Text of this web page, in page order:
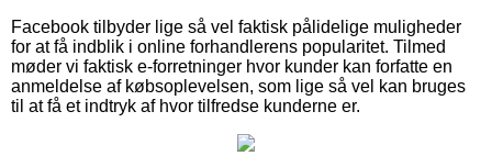
Facebook tilbyder lige så vel faktisk pålidelige muligheder
for at få indblik i online forhandlerens popularitet. Tilmed
møder vi faktisk e-forretninger hvor kunder kan forfatte en
anmeldelse af købsoplevelsen, som lige så vel kan bruges
til at få et indtryk af hvor tilfredse kunderne er.